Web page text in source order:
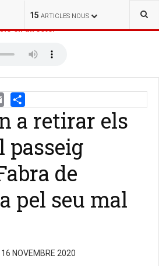
15 ARTICLES NOUS
en directe:
a retirar els
passeig
de
pel seu mal
16 NOVEMBRE 2020